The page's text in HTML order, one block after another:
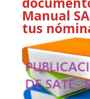
Manual
tus